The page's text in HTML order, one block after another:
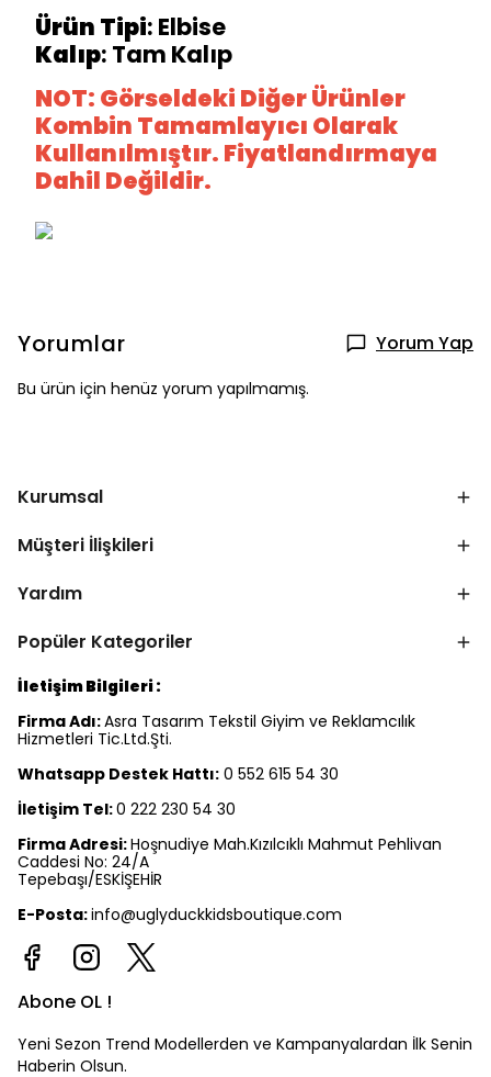
Ürün Tipi: Elbise
Kalıp: Tam Kalıp
NOT: Görseldeki Diğer Ürünler
Kombin Tamamlayıcı Olarak
Kullanılmıştır. Fiyatlandırmaya
Dahil Değildir.
Yorumlar Yorum Yap
Bu ürün için henüz yorum yapılmamış.
Kurumsal
Müşteri İlişkileri
Yardım
Popüler Kategoriler
İletişim Bilgileri :
Firma Adı:Asra Tasarım Tekstil Giyim ve Reklamcılık
Hizmetleri Tic.Ltd.Şti.
Whatsapp Destek Hattı: 0 552 615 54 30
İletişim Tel:0 222 230 54 30
Firma Adresi:Hoşnudiye Mah.Kızılcıklı Mahmut Pehlivan
Caddesi No: 24/A
Tepebaşı/ESKİŞEHİR
E-Posta:info@uglyduckkidsboutique.com
Abone OL !
Yeni Sezon Trend Modellerden ve Kampanyalardan İlk Senin
Haberin Olsun.